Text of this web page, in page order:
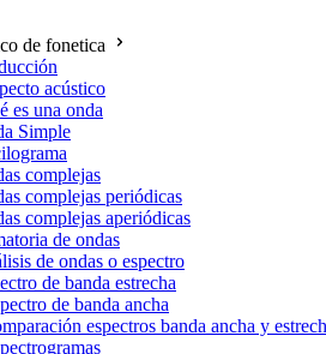
de fonetica
acústico
es una onda
Simple
complejas
complejas periódicas
complejas aperiódicas
de ondas
de ondas o espectro
de banda estrecha
de banda ancha
espectros banda ancha y